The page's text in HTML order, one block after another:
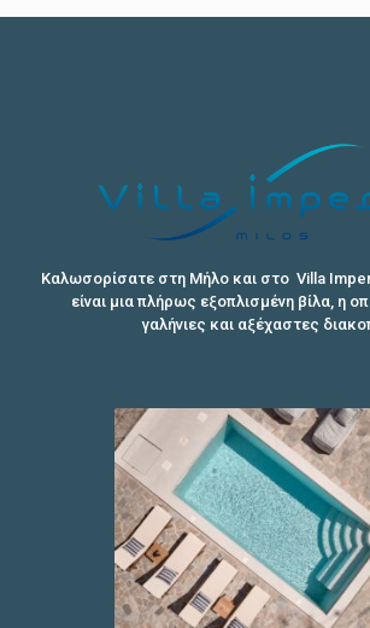
Καλωσορίσατε στη Μήλο και στο Villa
είναι μια πλήρως εξοπλισμένη βίλα, η
γαλήνιες και αξέχαστες